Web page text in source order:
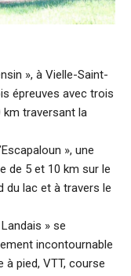
», à Vielle-Saint-
épreuves avec trois
traversant la
», une
de 5 et 10 km sur le
du lac et à travers le
» se
incontournable
pied, VTT, course